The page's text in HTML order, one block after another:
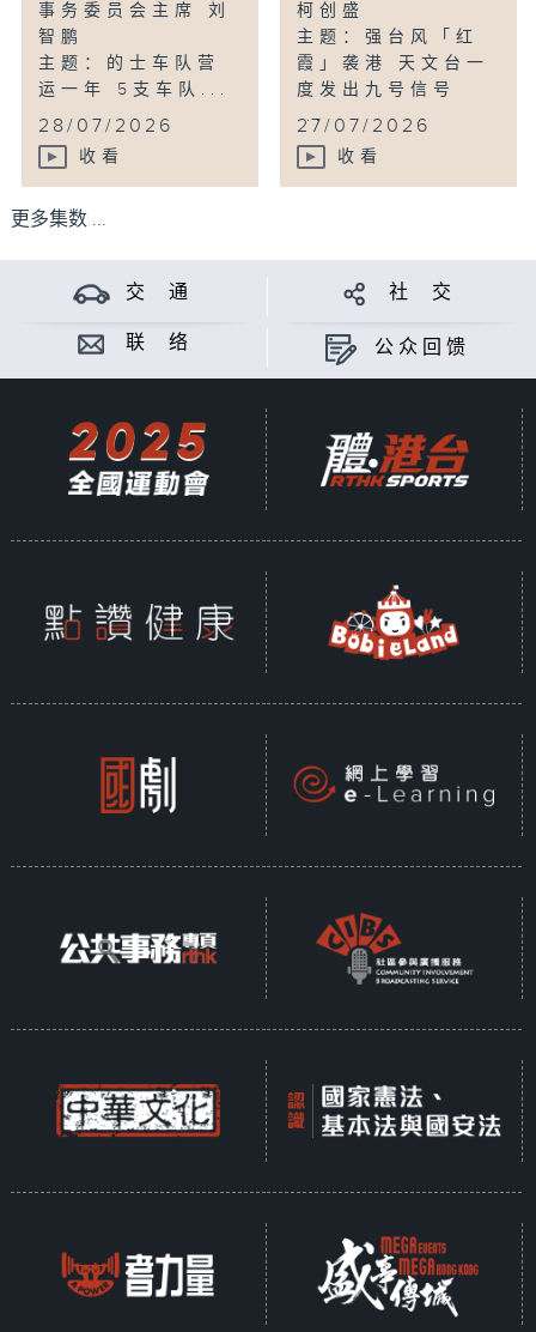
事务委员会主席 刘
智鹏
主题：的士车队营
运一年 5支车队...
28/07/2026
收看
柯创盛
主题：强台风「红
霞」袭港 天文台一
度发出九号信号
...
27/07/2026
收看
更多集数 ...
交 通 社 交
联 络 公众回馈